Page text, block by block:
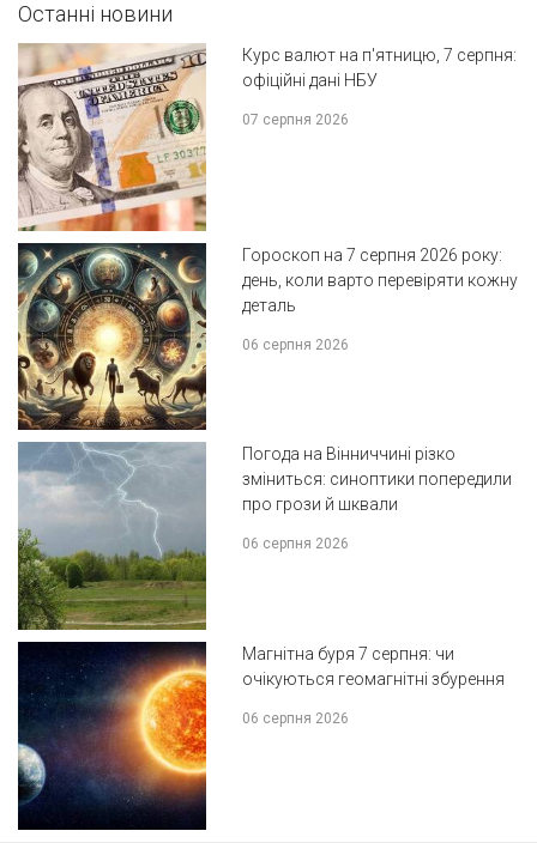
Останні новини
Курс валют на п'ятницю, 7 серпня:
офіційні дані НБУ
07 серпня 2026
Гороскоп на 7 серпня 2026 року:
день, коли варто перевіряти кожну
деталь
06 серпня 2026
Погода на Вінниччині різко
зміниться: синоптики попередили
про грози й шквали
06 серпня 2026
Магнітна буря 7 серпня: чи
очікуються геомагнітні збурення
06 серпня 2026